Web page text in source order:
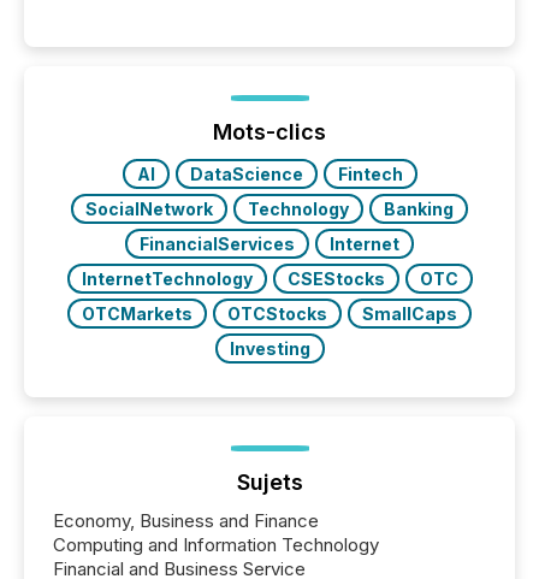
function (McKinsey, 2025) 92% of Fortune 500
companies are using OpenAI's technology...
Mots-clics
AI DataScience
Fintech
SocialNetwork
Technology
Banking
FinancialServices
Internet
InternetTechnology
CSEStocks
OTC
OTCMarkets
OTCStocks
SmallCaps
Investing
Sujets
Economy, Business and Finance
Computing and Information Technology
Financial and Business Service